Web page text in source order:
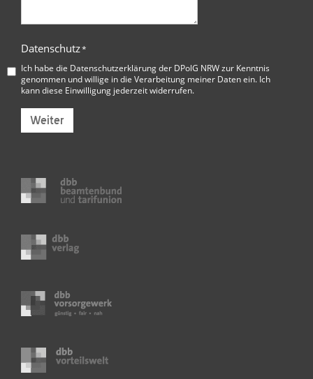
Datenschutz*
Ich habe die Datenschutzerklärung der DPolG NRWzur Kenntnis
genommen und willige in die Verarbeitung meiner Daten ein. Ich
kann diese Einwilligung jederzeit widerrufen.
Weiter